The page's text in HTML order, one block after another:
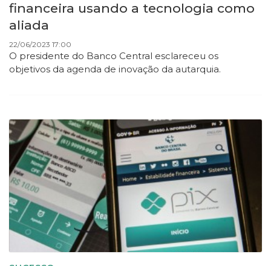
financeira usando a tecnologia como
aliada
22/06/2023 17:00
O presidente do Banco Central esclareceu os
objetivos da agenda de inovação da autarquia.